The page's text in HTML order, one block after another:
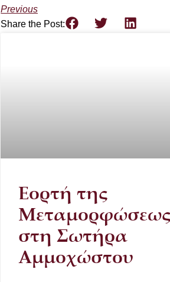
Previous
Share the Post:
Εορτή της
στη Σωτήρα
Αμμοχώστου